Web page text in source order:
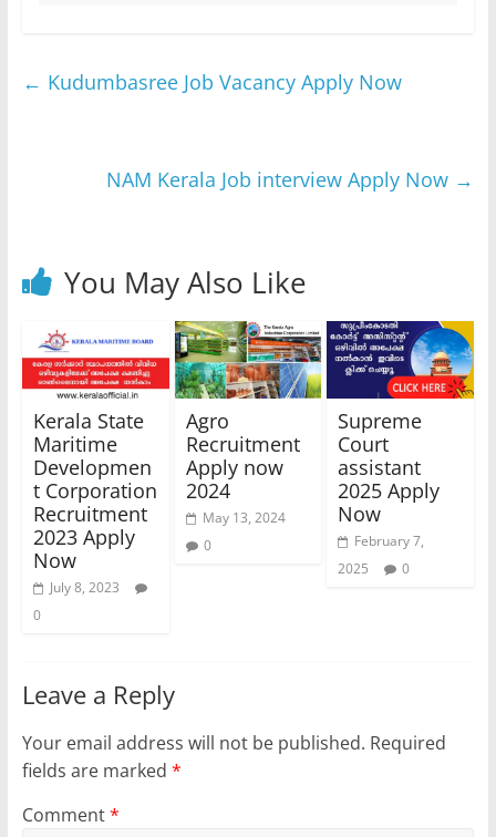
← Kudumbasree Job Vacancy Apply Now
NAM Kerala Job interview Apply Now →
You May Also Like
Kerala State
Maritime
Developmen
t Corporation
Recruitment
2023 Apply
Now
July 8, 2023
0
Agro
Recruitment
Apply now
2024
May 13, 2024
0
Supreme
Court
assistant
2025 Apply
Now
February 7,
2025
0
Leave a Reply
Your email address will not be published. Required
fields are marked *
Comment*